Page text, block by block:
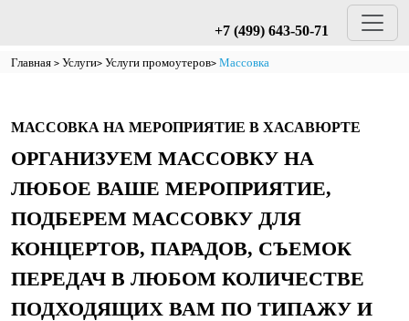
+7 (499) 643-50-71
Главная Услуги Услуги промоутеров Массовка
МАССОВКА НА МЕРОПРИЯТИЕ В ХАСАВЮРТЕ
ОРГАНИЗУЕМ МАССОВКУ НА
ЛЮБОЕ ВАШЕ МЕРОПРИЯТИЕ,
ПОДБЕРЕМ МАССОВКУ ДЛЯ
КОНЦЕРТОВ, ПАРАДОВ, СЪЕМОК
ПЕРЕДАЧ В ЛЮБОМ КОЛИЧЕСТВЕ
ПОДХОДЯЩИХ ВАМ ПО ТИПАЖУ И